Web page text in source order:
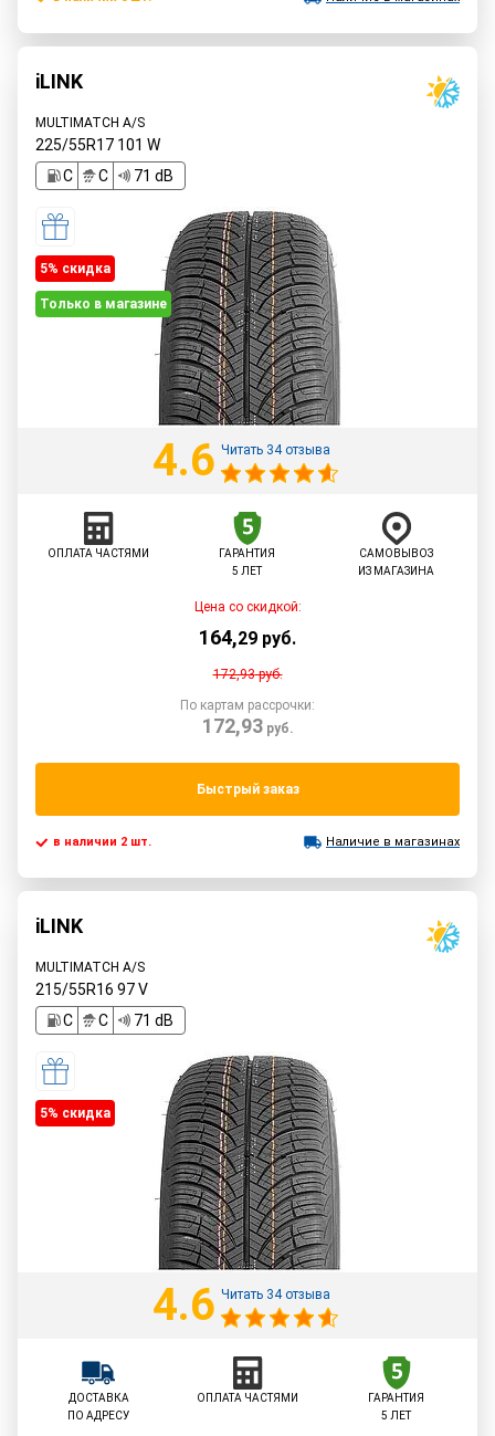
iLINK
MULTIMATCH A/S
225/55R17 101 W
C
C 71 dB
5% cкидка
Только в магазине
4.6 Читать 34 отзыва
ОПЛАТА ЧАСТЯМИ
ГАРАНТИЯ
5 ЛЕТ
САМОВЫВОЗ
ИЗ МАГАЗИНА
Цена со скидкой:
164,29 руб.
172,93руб.
По картам рассрочки:
172,93руб.
Быстрый заказ
в наличии 2 шт. Наличие в магазинах
iLINK
MULTIMATCH A/S
215/55R16 97V
C
C 71 dB
5% cкидка
4.6 Читать 34 отзыва
ДОСТАВКА
ПО АДРЕСУ
ОПЛАТА ЧАСТЯМИ
ГАРАНТИЯ
5 ЛЕТ